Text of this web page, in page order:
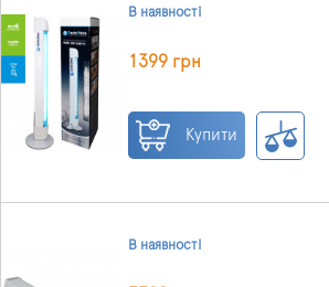
В наявності
1399 грн
Купити
В наявності